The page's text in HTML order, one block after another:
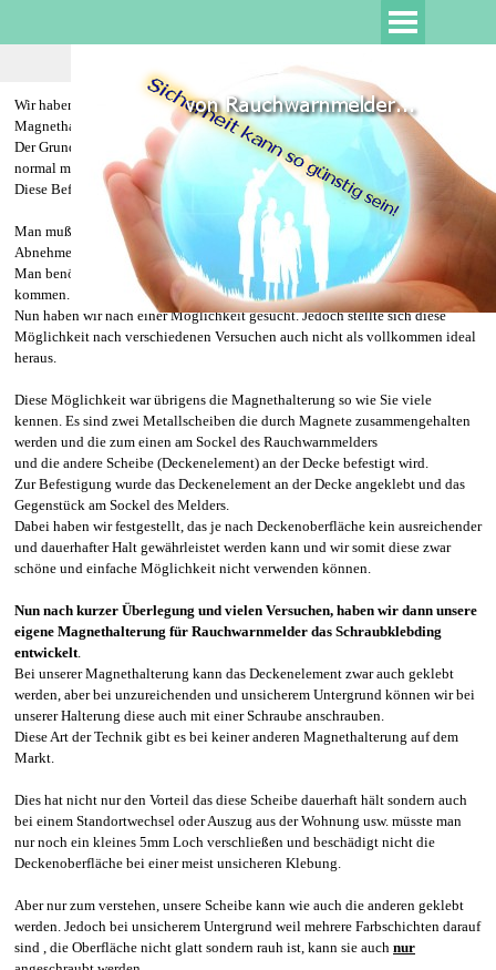
Wir haben uns vor einiger Zeit Gedanken zu einer vernünftigen
Magnethalterung gemacht.
Der Grund dazu war einfach. Bisher hatten wir immer Rauchwarnmelder ganz
normal mit den beiden Schrauben angeschraubt.
Diese Befestigung ist so recht gut, jedoch gab es dabei mehrere Probleme.
Man muß zwei Löcher bohren, und hat doch keine Erleichterung bei dem
Abnehmen und wieder Anbringen eines Melders.
Man benötigt dazu meist eine Leiter oder einen Stuhl um an den Melder zu
kommen.
Nun haben wir nach einer Möglichkeit gesucht. Jedoch stellte sich diese
Möglichkeit nach verschiedenen Versuchen auch nicht als vollkommen ideal
heraus.
Diese Möglichkeit war übrigens die Magnethalterung so wie Sie viele
kennen. Es sind zwei Metallscheiben die durch Magnete zusammengehalten
werden und die zum einen am Sockel des Rauchwarnmelders
und die andere Scheibe (Deckenelement) an der Decke befestigt wird.
Zur Befestigung wurde das Deckenelement an der Decke angeklebt und das
Gegenstück am Sockel des Melders.
Dabei haben wir festgestellt, das je nach Deckenoberfläche kein ausreichender
und dauerhafter Halt gewährleistet werden kann und wir somit diese zwar
schöne und einfache Möglichkeit nicht verwenden können.
Nun nach kurzer Überlegung und vielen Versuchen, haben wir dann unsere
eigene Magnethalterung für Rauchwarnmelder das Schraubklebding
entwickelt.
Bei unserer Magnethalterung kann das Deckenelement zwar auch geklebt
werden, aber bei unzureichenden und unsicherem Untergrund können wir bei
unserer Halterung diese auch mit einer Schraube anschrauben.
Diese Art der Technik gibt es bei keiner anderen Magnethalterung auf dem
Markt.
Dies hat nicht nur den Vorteil das diese Scheibe dauerhaft hält sondern auch
bei einem Standortwechsel oder Auszug aus der Wohnung usw. müsste man
nur noch ein kleines 5mm Loch verschließen und beschädigt nicht die
Deckenoberfläche bei einer meist unsicheren Klebung.
Aber nur zum verstehen, unsere Scheibe kann wie auch die anderen geklebt
werden. Jedoch bei unsicherem Untergrund weil mehrere Farbschichten darauf
sind , die Oberfläche nicht glatt sondern rauh ist, kann sie auch nur